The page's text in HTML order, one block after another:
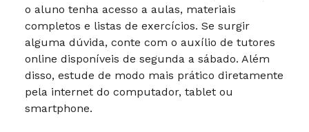
o aluno tenha acesso a aulas, materiais
completos e listas de exercícios. Se surgir
alguma dúvida, conte com o auxílio de tutores
online disponíveis de segunda a sábado. Além
disso, estude de modo mais prático diretamente
pela internet do computador, tablet ou
smartphone.